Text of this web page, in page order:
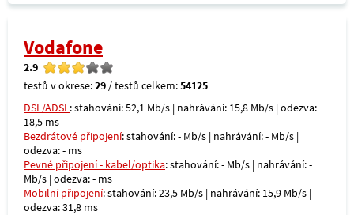
Vodafone
2.9
testů v okrese:29 / testů celkem:54125
DSL/ADSL: stahování: 52,1 Mb/s | nahrávání: 15,8 Mb/s | odezva:
18,5 ms
Bezdrátové připojení: stahování: - Mb/s | nahrávání: - Mb/s |
odezva: - ms
Pevné připojení - kabel/optika: stahování: - Mb/s | nahrávání: -
Mb/s | odezva: - ms
Mobilní připojení: stahování: 23,5 Mb/s | nahrávání: 15,9 Mb/s |
odezva: 31,8 ms